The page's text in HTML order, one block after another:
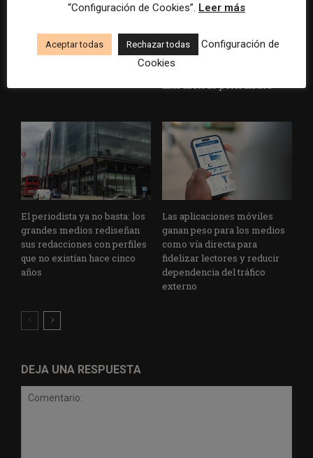
Usar la IA solo para producir
más rápido no transformará
Doce lecciones de Oxford
para las redacciones: menos
más método periodístico
El periodista ya no basta: los
grandes medios rediseñan
sus redacciones con perfiles
que no existían hace cinco
años
Las aplicaciones móviles
ganan peso para los medios
como vía directa para
fidelizar lectores y reducir
dependencia del tráfico
externo
DEJA UNA RESPUESTA
“Configuración de Cookies”. Leer más
Aceptar todas Rechazar todas
Configuración de
Cookies